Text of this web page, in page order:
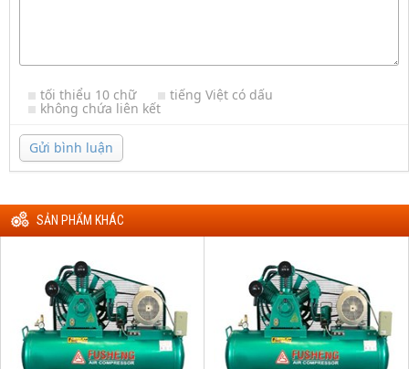
tối thiểu 10 chữ tiếng Việt có dấu
không chứa liên kết
Gửi bình luận
SẢN PHẨM KHÁC